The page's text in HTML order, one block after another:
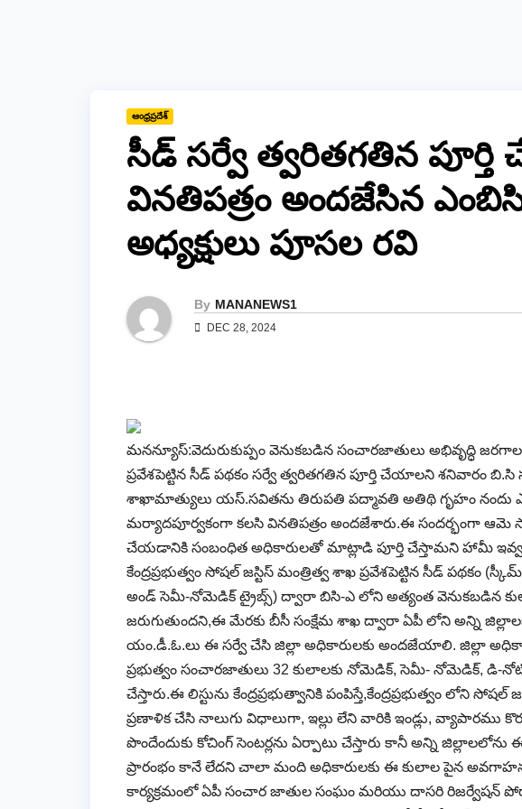
ఆంధ్రప్రదేశ్
సీడ్ సర్వే త్వరితగతిన
వినతిపత్రం అందజేసిన
అధ్యక్షులు పూసల రవి
By MANANEWS1
DEC 28, 2024
మనన్యూస్:వెదురుకుప్పం వెనుకబడిన సంచారజాతులు అభివృద్ధి
ప్రవేశపెట్టిన సీడ్ పథకం సర్వే త్వరితగతిన పూర్తి చేయాలని శనివారం
శాఖామాత్యులు యస్.సవితను తిరుపతి పద్మావతి అతిథి గృహం నందు
మర్యాదపూర్వకంగా కలసి వినతిపత్రం అందజేశారు.ఈ సందర్భంగా ఆమె
చేయడానికి సంబంధిత అధికారులతో మాట్లాడి పూర్తి చేస్తామని హామీ
కేంద్రప్రభుత్వం సోషల్ జస్టిస్ మంత్రిత్వ శాఖ ప్రవేశపెట్టిన సీడ్ పథకం
అండ్ సెమీ-నోమెడిక్ ట్రైబ్స్) ద్వారా బిసి-ఎ లోని అత్యంత వెనుకబడిన
జరుగుతుందని,ఈ మేరకు బీసీ సంక్షేమ శాఖ ద్వారా ఏపీ లోని అన్ని
యం.డీ.ఓ.లు ఈ సర్వే చేసి జిల్లా అధికారులకు అందజేయాలి. జిల్లా
ప్రభుత్వం సంచారజాతులు 32 కులాలకు నోమెడిక్, సెమీ- నోమెడిక్, డి-
చేస్తారు.ఈ లిస్టును కేంద్రప్రభుత్వానికి పంపిస్తే,కేంద్రప్రభుత్వం లోని
ప్రణాళిక చేసి నాలుగు విధాలుగా, ఇల్లు లేని వారికి ఇండ్లు, వ్యాపారము
పొందేందుకు కోచింగ్ సెంటర్లను ఏర్పాటు చేస్తారు కానీ అన్ని
ప్రారంభం కానే లేదని చాలా మంది అధికారులకు ఈ కులాల పైన అవగాహన
కార్యక్రమంలో ఏపీ సంచార జాతుల సంఘం మరియు దాసరి రిజర్వేషన్